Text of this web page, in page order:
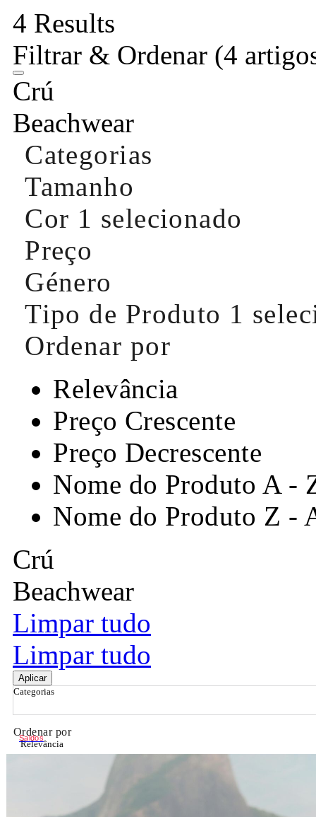
4 Results
Filtrar & Ordenar (4
Crú
Beachwear
Categorias
Tamanho
Cor 1 selecionado
Preço
Género
Tipo de Produto 1
Ordenar por
Relevância
Preço Crescente
Preço Decrescente
Nome do Produto A -
Nome do Produto Z -
Crú
Beachwear
Limpar tudo
Limpar tudo
Aplicar
Categorias
Ordenar por
Relevância
Preço Crescente
Preço Decrescente
Nome do Produto A - Z
Saldos